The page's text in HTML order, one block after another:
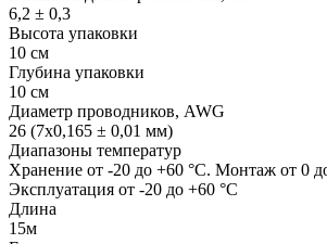
6,2 ± 0,3
Высота упаковки
10 см
Глубина упаковки
10 см
Диаметр проводников, AWG
26 (7x0,165 ± 0,01 мм)
Диапазоны температур
Хранение от -20 до +60 °C. Монтаж от 0
Эксплуатация от -20 до +60 °C
Длина
15м